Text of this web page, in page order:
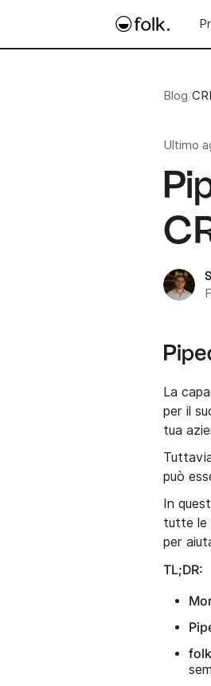
Blog/
Ultimo
La
per il
tua
può
In
tutte le
per
TL;DR: